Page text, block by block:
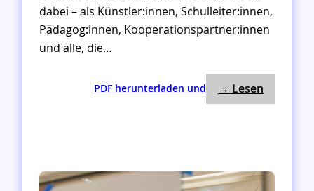
dabei – als Künstler:innen, Schulleiter:innen,
Pädagog:innen, Kooperationspartner:innen
und alle, die…
PDF herunterladen und
S
H
→ Lesen: SAVE